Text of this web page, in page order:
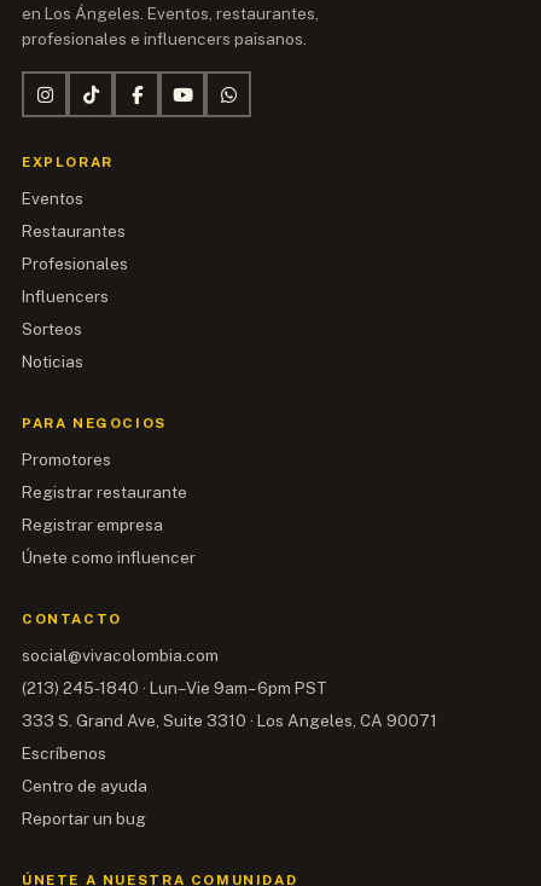
en Los Ángeles. Eventos, restaurantes,
profesionales e influencers paisanos.
EXPLORAR
Eventos
Restaurantes
Profesionales
Influencers
Sorteos
Noticias
PARA NEGOCIOS
Promotores
Registrar restaurante
Registrar empresa
Únete como influencer
CONTACTO
social@vivacolombia.com
(213) 245-1840 · Lun–Vie 9am–6pm PST
333 S. Grand Ave, Suite 3310 · Los Angeles, CA 90071
Escríbenos
Centro de ayuda
Reportar un bug
ÚNETE A NUESTRA COMUNIDAD